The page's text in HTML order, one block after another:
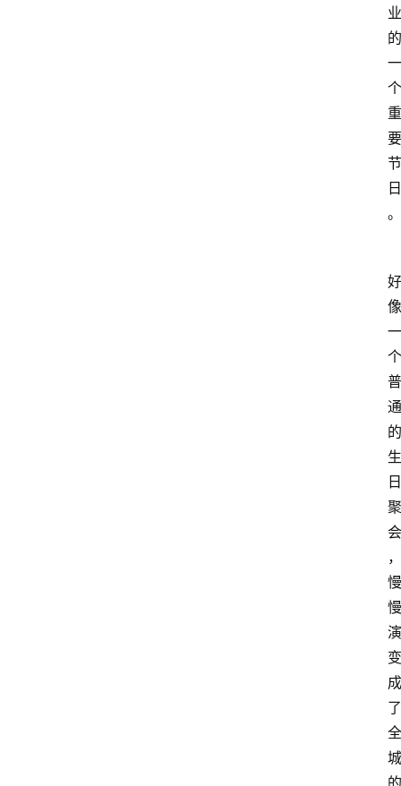
业
的
一
个
重
要
节
日
。
好
像
一
个
普
通
的
生
日
聚
会
，
慢
慢
演
变
成
了
全
城
的